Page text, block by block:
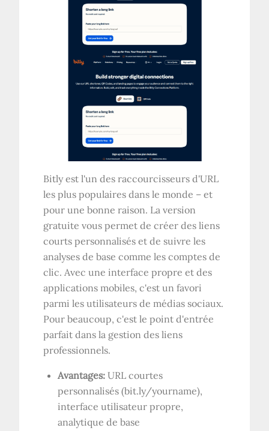
Bitly est l'un des raccourcisseurs d'URL
les plus populaires dans le monde – et
pour une bonne raison. La version
gratuite vous permet de créer des liens
courts personnalisés et de suivre les
analyses de base comme les comptes de
clic. Avec une interface propre et des
applications mobiles, c'est un favori
parmi les utilisateurs de médias sociaux.
Pour beaucoup, c'est le point d'entrée
parfait dans la gestion des liens
professionnels.
Avantages: URL courtes
personnalisés (bit.ly/yourname),
interface utilisateur propre,
analytique de base